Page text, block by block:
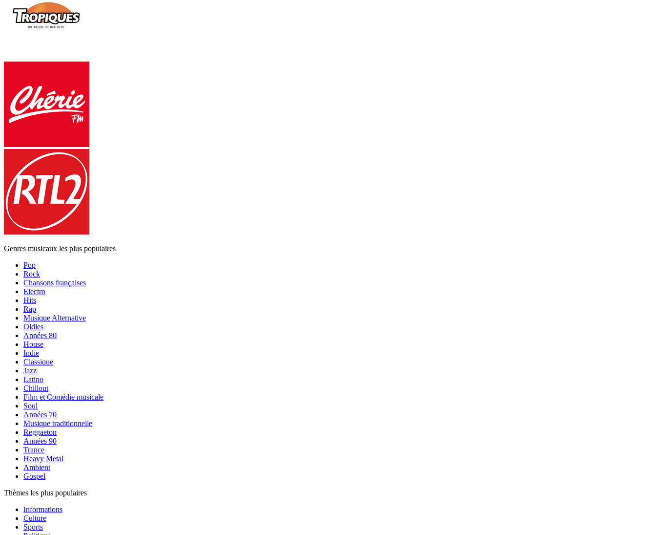
Genres musicaux les plus populaires
Pop
Rock
Chansons françaises
Electro
Hits
Rap
Musique Alternative
Oldies
Années 80
House
Indie
Classique
Jazz
Latino
Chillout
Film et Comédie musicale
Soul
Années 70
Musique traditionnelle
Reggaeton
Années 90
Trance
Heavy Metal
Ambient
Gospel
Thèmes les plus populaires
Informations
Culture
Sports